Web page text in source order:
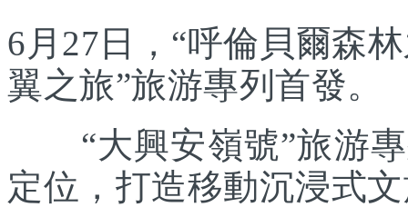
6月27日，“呼倫貝爾森
翼之旅”旅游專列首發。
“大興安嶺號”旅游專
定位，打造移動沉浸式